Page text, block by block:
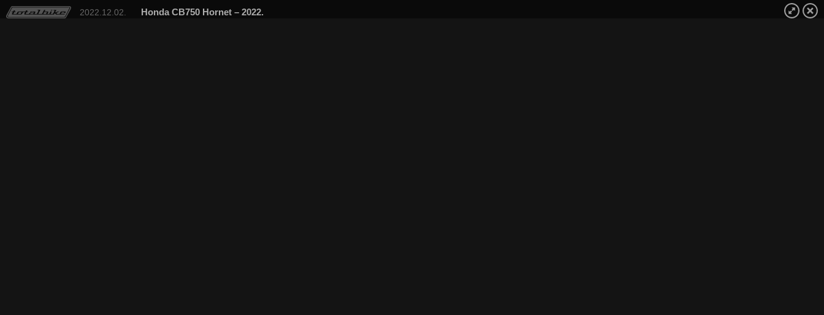
Honda CB750 Hornet – 2022.
2022.12.02.